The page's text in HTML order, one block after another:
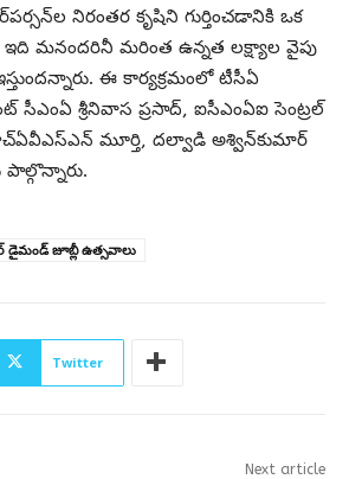
నిరంతర కృషిని గుర్తించడానికి ఒక
మనందరినీ మరింత ఉన్నత లక్ష్యాల వైపు
ఈ కార్యక్రమంలో టీసీఏ
సీఎంఏ శ్రీనివాస ప్రసాద్, ఐసీఎంఏఐ సెంట్రల్
మూర్తి, దల్వాడి అశ్విన్‌కుమార్
జూబ్లీ ఉత్సవాలు
Twitter
Next article